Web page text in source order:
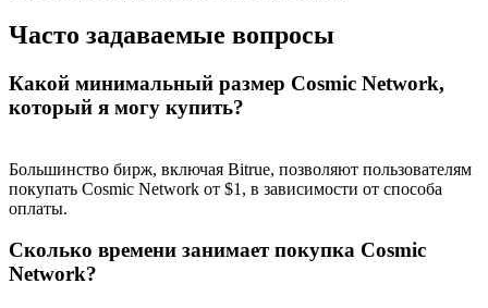
BTC Welcome Rewards
Share 500000 CASHCAT prize pool
Часто задаваемые вопросы
Какой минимальный размер Cosmic Network,
который я могу купить?
Большинство бирж, включая Bitrue, позволяют пользователям
покупать Cosmic Network от $1, в зависимости от способа
оплаты.
Сколько времени занимает покупка Cosmic
Network?